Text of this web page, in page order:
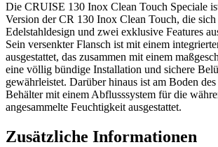
Die CRUISE 130 Inox Clean Touch Speciale
Version der CR 130 Inox Clean Touch, die sich
Edelstahldesign und zwei exklusive Features
Sein versenkter Flansch ist mit einem
ausgestattet, das zusammen mit einem
eine völlig bündige Installation und sichere
gewährleistet. Darüber hinaus ist am Boden
Behälter mit einem Abflusssystem für die
angesammelte Feuchtigkeit ausgestattet.
Zusätzliche Informationen